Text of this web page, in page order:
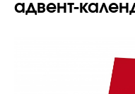
адвент-